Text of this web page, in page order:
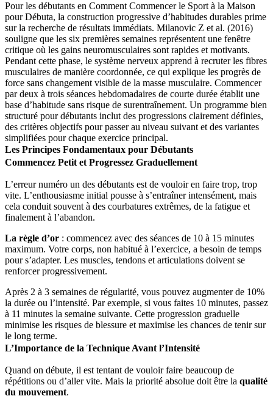
Pour les débutants en Comment Commencer le Sport à la Maison
pour Débuta, la construction progressive d’habitudes durables prime
sur la recherche de résultats immédiats. Milanovic Z et al. (2016)
souligne que les six premières semaines représentent une fenêtre
critique où les gains neuromusculaires sont rapides et motivants.
Pendant cette phase, le système nerveux apprend à recruter les fibres
musculaires de manière coordonnée, ce qui explique les progrès de
force sans changement visible de la masse musculaire. Commencer
par deux à trois séances hebdomadaires de courte durée établit une
base d’habitude sans risque de surentraînement. Un programme bien
structuré pour débutants inclut des progressions clairement définies,
des critères objectifs pour passer au niveau suivant et des variantes
simplifiées pour chaque exercice principal.
Les Principes Fondamentaux pour Débutants
Commencez Petit et Progressez Graduellement
L’erreur numéro un des débutants est de vouloir en faire trop, trop
vite. L’enthousiasme initial pousse à s’entraîner intensément, mais
cela conduit souvent à des courbatures extrêmes, de la fatigue et
finalement à l’abandon.
La règle d’or : commencez avec des séances de 10 à 15 minutes
maximum. Votre corps, non habitué à l’exercice, a besoin de temps
pour s’adapter. Les muscles, tendons et articulations doivent se
renforcer progressivement.
Après 2 à 3 semaines de régularité, vous pouvez augmenter de 10%
la durée ou l’intensité. Par exemple, si vous faites 10 minutes, passez
à 11 minutes la semaine suivante. Cette progression graduelle
minimise les risques de blessure et maximise les chances de tenir sur
le long terme.
L’Importance de la Technique Avant l’Intensité
Quand on débute, il est tentant de vouloir faire beaucoup de
répétitions ou d’aller vite. Mais la priorité absolue doit être la qualité
du mouvement.